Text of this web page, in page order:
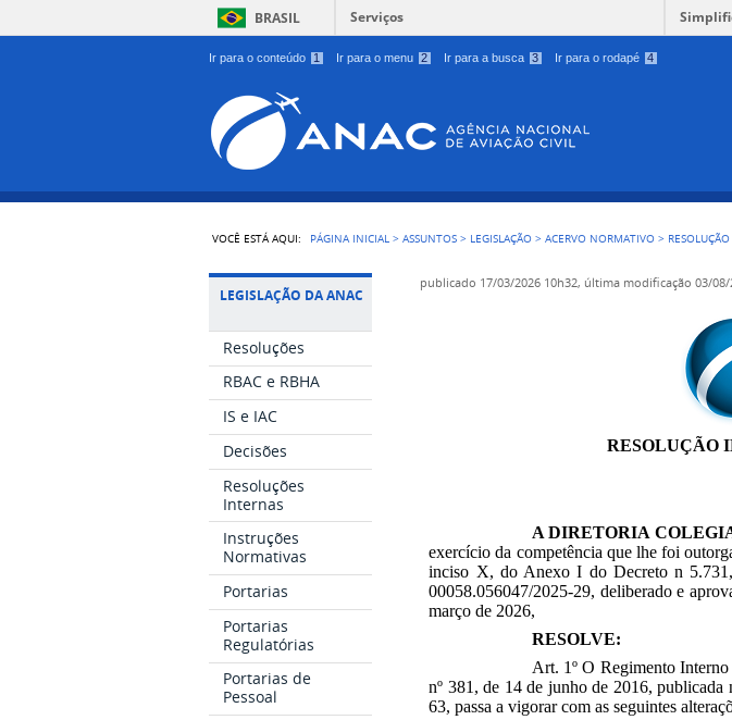
Ir para o conteúdo 1 Ir para o menu 2 Ir para a busca 3 Ir para o rodapé 4
BRASIL Serviços
VOCÊ ESTÁ AQUI: PÁGINA INICIAL >ASSUNTOS > LEGISLAÇÃO >ACERVO NORMATIVO >
LEGISLAÇÃO DA ANAC
Resoluções
RBAC e RBHA
IS e IAC
Decisões
Resoluções
Internas
Instruções
Normativas
Portarias
Portarias
Regulatórias
Portarias de
Pessoal
publicado 17/03/2026 10h32, última modificação 03/08/
RESOLUÇÃO
A DIRETORIA
exercício da competência que lhe foi
inciso X, do Anexo I do Decreto n
00058.056047/2025-29, deliberado e
março de 2026,
RESOLVE:
Art. 1º O Regimento
nº 381, de 14 de junho de 2016,
63, passa a vigorar com as seguintes